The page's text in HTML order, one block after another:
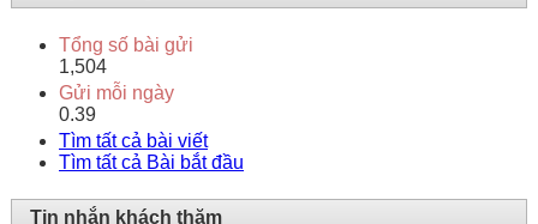
Tổng số bài gửi
1,504
Gửi mỗi ngày
0.39
Tìm tất cả bài viết
Tìm tất cả Bài bắt đầu
Tin nhắn khách thăm